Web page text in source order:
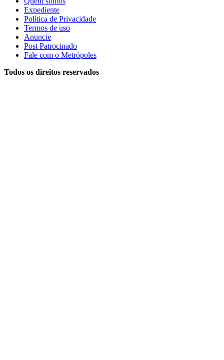
Expediente
Política de Privacidade
Termos de uso
Anuncie
Post Patrocinado
Fale com o Metrópoles
Todos os direitos reservados